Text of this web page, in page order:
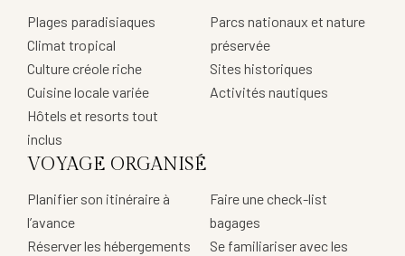
Plages paradisiaques
Climat tropical
Culture créole riche
Cuisine locale variée
Hôtels et resorts tout
inclus
Parcs nationaux et nature
préservée
Sites historiques
Activités nautiques
VOYAGE ORGANISÉ
Planifier son itinéraire à
l’avance
Réserver les hébergements
Faire une check-list
bagages
Se familiariser avec les